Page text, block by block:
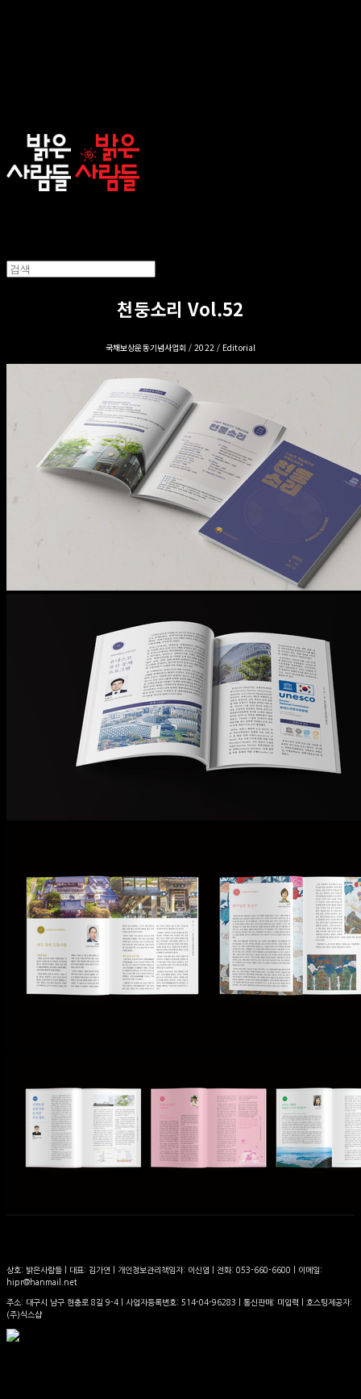
천둥소리 Vol.52
국채보상운동기념사업회 / 2022 / Editorial
상호: 밝은사람들 | 대표: 김가연 | 개인정보관리책임자: 이신엽 | 전화: 053-660-6600 | 이메일:
hipr@hanmail.net
주소: 대구시 남구 현충로 8길 9-4 | 사업자등록번호: 514-04-96283 | 통신판매: 미입력 | 호스팅제공자:
(주)식스샵